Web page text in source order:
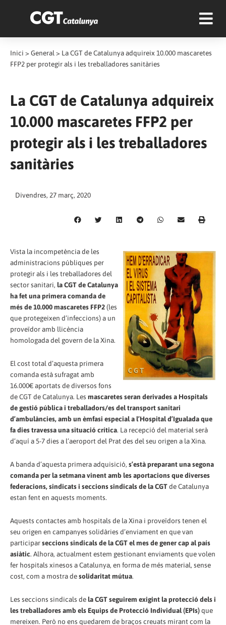
Inici > General > La CGT de Catalunya adquireix 10.000 mascaretes
FFP2 per protegir als i les treballadores sanitàries
La CGT de Catalunya adquireix
10.000 mascaretes FFP2 per
protegir als i les treballadores
sanitàries
Divendres, 27 març, 2020
Vista la incompetència de les
administracions públiques per
protegir als i les treballadores del
sector sanitari, la CGT de Catalunya
ha fet una primera comanda de
més de 10.000 mascaretes FFP2(les
que protegeixen d’infeccions) a un
proveïdor amb llicència
homologada del govern de la Xina.
El cost total d’aquesta primera
comanda està sufragat amb
16.000€ aportats de diversos fons
de CGT de Catalunya. Les mascaretes seran derivades a Hospitals
de gestió pública i treballadors/es del transport sanitari
d’ambulàncies, amb un èmfasi especial a l’Hospital d’Igualada que
fa dies travessa una situació crítica. La recepció del material serà
d’aquí a 5-7 dies a l’aeroport del Prat des del seu origen a la Xina.
A banda d’aquesta primera adquisició, s’està preparant una segona
comanda per la setmana vinent amb les aportacions que diverses
federacions, sindicats i seccions sindicals de la CGTde Catalunya
estan fent en aquests moments.
Aquests contactes amb hospitals de la Xina i proveïdors tenen el
seu origen en campanyes solidàries d’enviament en que van
participarseccions sindicals de la CGT el mes de gener cap al país
asiàtic. Alhora, actualment estem gestionant enviaments que volen
fer hospitals xinesos a Catalunya, en forma de més material, sense
cost, com a mostra desolidaritat mútua.
Les seccions sindicals dela CGT seguirem exigint la protecció dels i
les treballadores amb els Equips de Protecció Individual (EPIs)que
mereixen. Però no ens quedarem de braços creuats mirant com la